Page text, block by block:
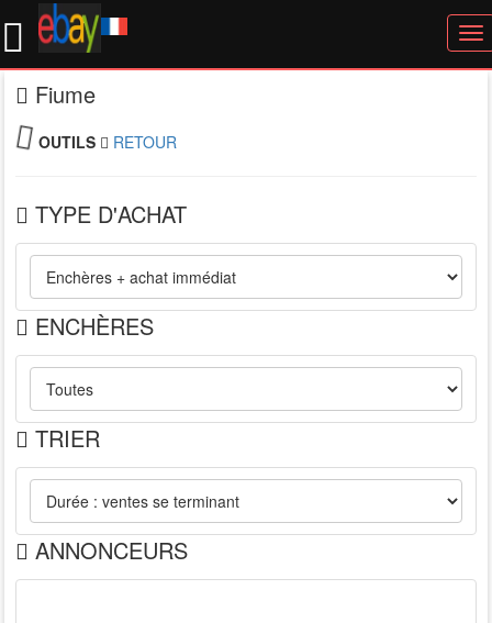
Fiume
OUTILS RETOUR
TYPE D'ACHAT
ENCHÈRES
TRIER
ANNONCEURS